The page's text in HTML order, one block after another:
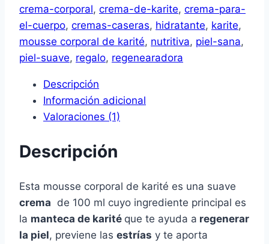
crema-corporal, crema-de-karite, crema-para-
el-cuerpo, cremas-caseras, hidratante, karite,
mousse corporal de karité, nutritiva, piel-sana,
piel-suave, regalo, regenearadora
Descripción
Información adicional
Valoraciones (1)
Descripción
Esta mousse corporal de karité es una suave
crema de 100 ml cuyo ingrediente principal es
la manteca de karité que te ayuda a regenerar
la piel, previene las estrías y te aporta